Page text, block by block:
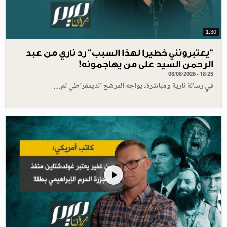
1.30
"يعتبرونني خطيرا لهذا السبب" رد ناري من عبد
الرحمن السيد على من يهاجمونه!
08/08/2026 - 18:25
في رسالة نارية ومباشرة، يواجه المرشح الديمقراطي لم…